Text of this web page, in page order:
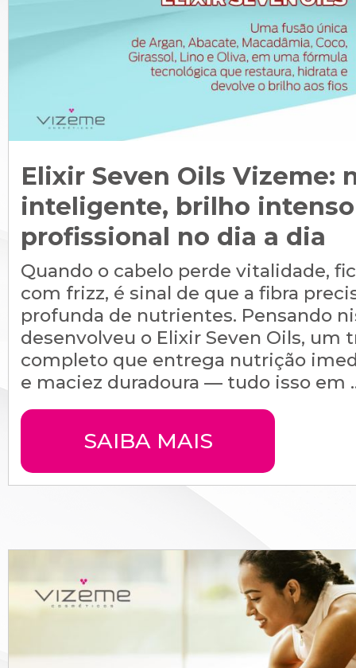
Elixir Seven Oils Vizeme:
inteligente, brilho
profissional no dia a dia
Quando o cabelo perde vitalidade,
com frizz, é sinal de que a fibra
profunda de nutrientes. Pensando
desenvolveu o Elixir Seven Oils, um
completo que entrega nutrição
e maciez duradoura — tudo isso em
SAIBA MAIS